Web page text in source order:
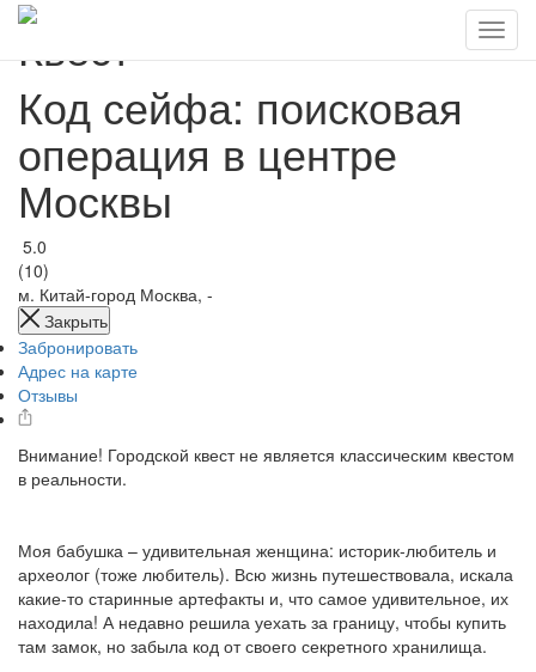
Квест
Код сейфа: поисковая
операция в центре
Москвы
5.0
(10)
м. Китай-город Москва, -
Закрыть
Забронировать
Адрес на карте
Отзывы
Внимание! Городской квест не является классическим квестом
в реальности.
Моя бабушка – удивительная женщина: историк-любитель и
археолог (тоже любитель). Всю жизнь путешествовала, искала
какие-то старинные артефакты и, что самое удивительное, их
находила! А недавно решила уехать за границу, чтобы купить
там замок, но забыла код от своего секретного хранилища.